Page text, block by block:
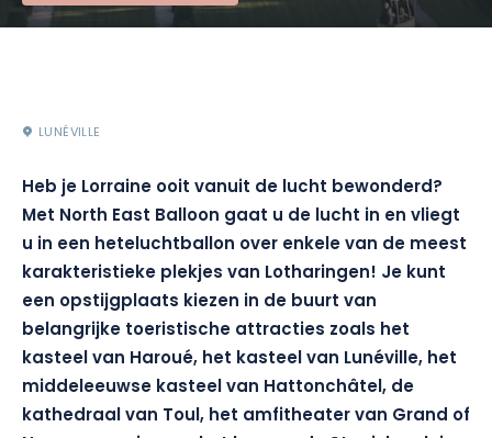
LUNÉVILLE
Heb je Lorraine ooit vanuit de lucht bewonderd?
Met North East Balloon gaat u de lucht in en vliegt
u in een heteluchtballon over enkele van de meest
karakteristieke plekjes van Lotharingen! Je kunt
een opstijgplaats kiezen in de buurt van
belangrijke toeristische attracties zoals het
kasteel van Haroué, het kasteel van Lunéville, het
middeleeuwse kasteel van Hattonchâtel, de
kathedraal van Toul, het amfitheater van Grand of